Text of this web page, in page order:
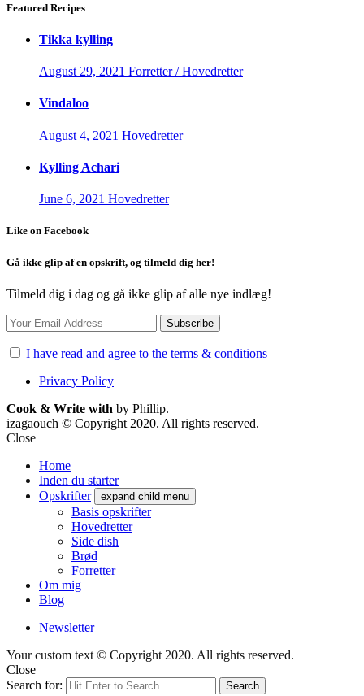
Featured Recipes
Tikka kylling
August 29, 2021 Forretter / Hovedretter
Vindaloo
August 4, 2021 Hovedretter
Kylling Achari
June 6, 2021 Hovedretter
Like on Facebook
Gå ikke glip af en opskrift, og tilmeld dig her!
Tilmeld dig i dag og gå ikke glip af alle nye indlæg!
I have read and agree to the terms & conditions
Privacy Policy
Cook & Write with by Phillip.
izagaouch © Copyright 2020. All rights reserved.
Close
Home
Inden du starter
Opskrifter
expand child menu
Basis opskrifter
Hovedretter
Side dish
Brød
Forretter
Om mig
Blog
Newsletter
Your custom text © Copyright 2020. All rights reserved.
Close
Search for:
Search